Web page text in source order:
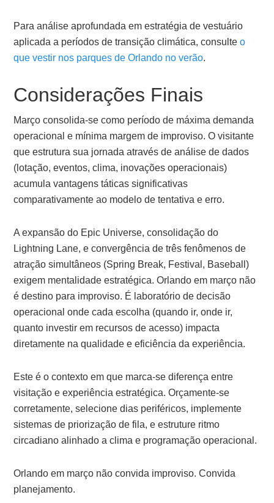
Para análise aprofundada em estratégia de vestuário
aplicada a períodos de transição climática, consulteo
que vestir nos parques de Orlando no verão.
Considerações Finais
Março consolida-se como período de máxima demanda
operacional e mínima margem de improviso. O visitante
que estrutura sua jornada através de análise de dados
(lotação, eventos, clima, inovações operacionais)
acumula vantagens táticas significativas
comparativamente ao modelo de tentativa e erro.
A expansão do Epic Universe, consolidação do
Lightning Lane, e convergência de três fenômenos de
atração simultâneos (Spring Break, Festival, Baseball)
exigem mentalidade estratégica. Orlando em março não
é destino para improviso. É laboratório de decisão
operacional onde cada escolha (quando ir, onde ir,
quanto investir em recursos de acesso) impacta
diretamente na qualidade e eficiência da experiência.
Este é o contexto em que marca-se diferença entre
visitação e experiência estratégica. Orçamente-se
corretamente, selecione dias periféricos, implemente
sistemas de priorização de fila, e estruture ritmo
circadiano alinhado a clima e programação operacional.
Orlando em março não convida improviso. Convida
planejamento.